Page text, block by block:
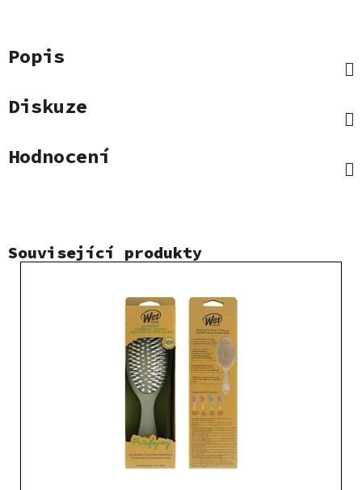
Popis
Diskuze
Hodnocení
Související produkty